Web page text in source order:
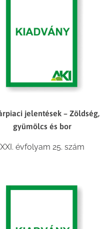
jelentések – Zöldség,
gyümölcs és bor
XXI. évfolyam 25. szám